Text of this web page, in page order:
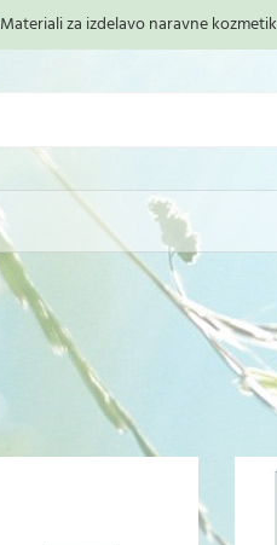
Materiali za izdelavo naravne